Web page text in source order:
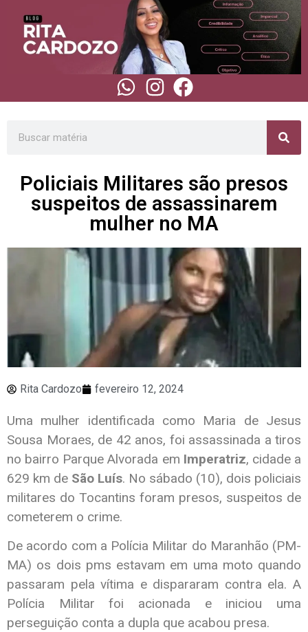
Policiais Militares são presos
suspeitos de assassinarem
mulher no MA
Rita Cardozo fevereiro 12, 2024
Uma mulher identificada como Maria de Jesus
Sousa Moraes, de 42 anos, foi assassinada a tiros
no bairro Parque Alvorada em Imperatriz, cidade a
629 km de São Luís. No sábado (10), dois policiais
militares do Tocantins foram presos, suspeitos de
cometerem o crime.
De acordo com a Polícia Militar do Maranhão (PM-
MA) os dois pms estavam em uma moto quando
passaram pela vítima e dispararam contra ela. A
Polícia Militar foi acionada e iniciou uma
perseguição conta a dupla que acabou presa.